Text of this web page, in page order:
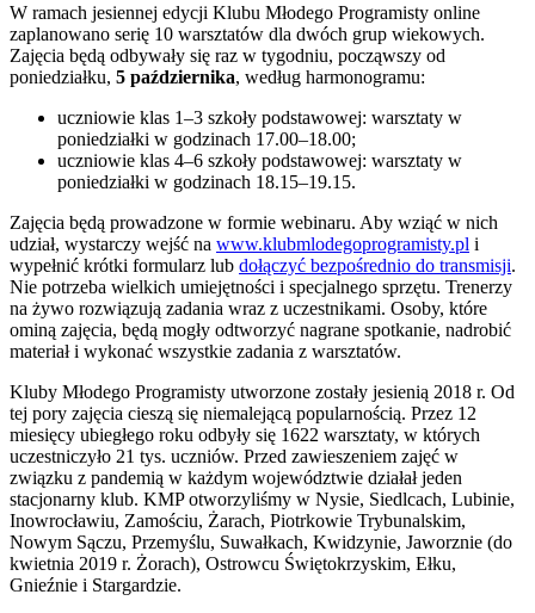
W ramach jesiennej edycji Klubu Młodego Programisty online
zaplanowano serię 10 warsztatów dla dwóch grup wiekowych.
Zajęcia będą odbywały się raz w tygodniu, począwszy od
poniedziałku, 5 października, według harmonogramu:
uczniowie klas 1–3 szkoły podstawowej: warsztaty w
poniedziałki w godzinach 17.00–18.00;
uczniowie klas 4–6 szkoły podstawowej: warsztaty w
poniedziałki w godzinach 18.15–19.15.
Zajęcia będą prowadzone w formie webinaru. Aby wziąć w nich
udział, wystarczy wejść na www.klubmlodegoprogramisty.pl i
wypełnić krótki formularz lub dołączyć bezpośrednio do transmisji.
Nie potrzeba wielkich umiejętności i specjalnego sprzętu. Trenerzy
na żywo rozwiązują zadania wraz z uczestnikami. Osoby, które
ominą zajęcia, będą mogły odtworzyć nagrane spotkanie, nadrobić
materiał i wykonać wszystkie zadania z warsztatów.
Kluby Młodego Programisty utworzone zostały jesienią 2018 r. Od
tej pory zajęcia cieszą się niemalejącą popularnością. Przez 12
miesięcy ubiegłego roku odbyły się 1622 warsztaty, w których
uczestniczyło 21 tys. uczniów. Przed zawieszeniem zajęć w
związku z pandemią w każdym województwie działał jeden
stacjonarny klub. KMP otworzyliśmy w Nysie, Siedlcach, Lubinie,
Inowrocławiu, Zamościu, Żarach, Piotrkowie Trybunalskim,
Nowym Sączu, Przemyślu, Suwałkach, Kwidzynie, Jaworznie (do
kwietnia 2019 r. Żorach), Ostrowcu Świętokrzyskim, Ełku,
Gnieźnie i Stargardzie.